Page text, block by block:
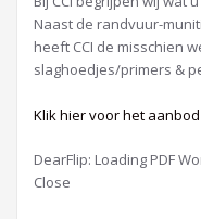
Naast de randvuur-
heeft CCI de misschien
slaghoedjes/primers &
Klik hier voor het aanbod
DearFlip: Loading PDF
Close